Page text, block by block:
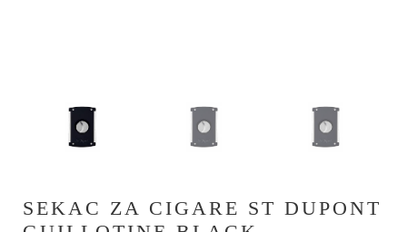
SEKAC ZA CIGARE ST DUPONT